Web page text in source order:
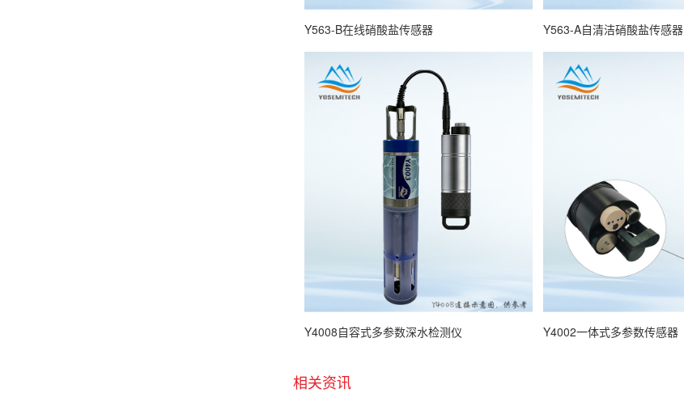
Y563-B在线硝酸盐传感器 Y563-A自清洁硝酸盐传感器
Y4008自容式多参数深水检测仪 Y4002一体式多参数传感器
相关资讯